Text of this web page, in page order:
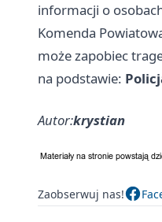
informacji o
Komenda
może zapobiec
na podstawie:
Autor:krystian
Zaobserwuj nas!